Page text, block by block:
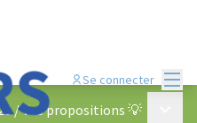
Se connecter
/Vos propositions 💡